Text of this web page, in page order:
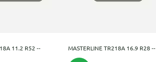
11.2 R52 -- MASTERLINE TR218A 16.9 R28 --